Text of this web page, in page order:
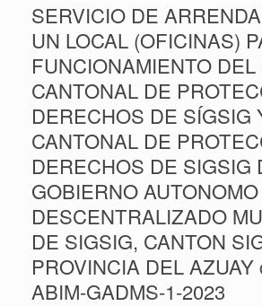
SERVICIO DE
UN LOCAL (OFICINAS)
FUNCIONAMIENTO
CANTONAL DE
DERECHOS DE SÍGSIG
CANTONAL DE
DERECHOS DE SIGSIG
GOBIERNO AUTONOMO
DESCENTRALIZADO
DE SIGSIG, CANTON
PROVINCIA DEL AZUAY
ABIM-GADMS-1-2023